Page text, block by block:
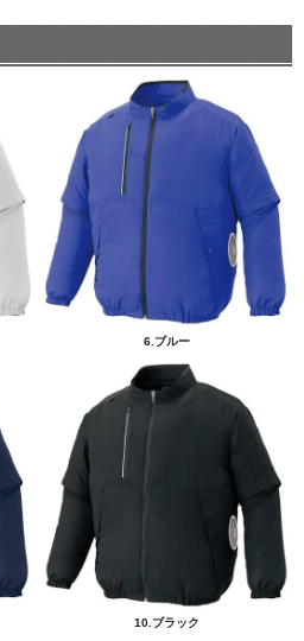
6.ブルー
10.ブラック